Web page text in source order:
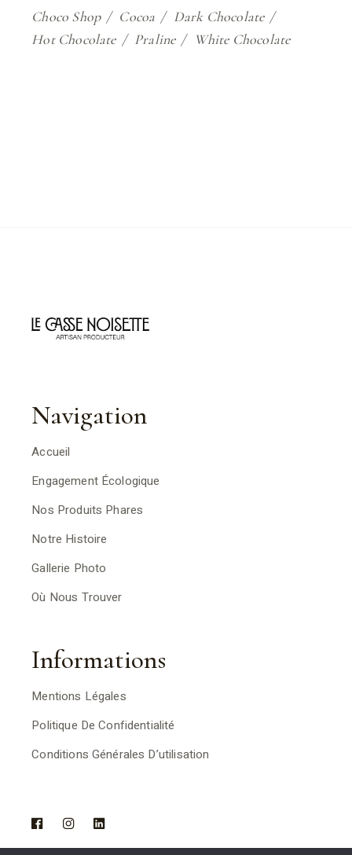
Choco Shop Cocoa
Dark Chocolate
Hot Chocolate
Praline White Chocolate
Navigation
Accueil
Engagement Écologique
Nos Produits Phares
Notre Histoire
Gallerie Photo
Où Nous Trouver
Informations
Mentions Légales
Politique De Confidentialité
Conditions Générales D’utilisation